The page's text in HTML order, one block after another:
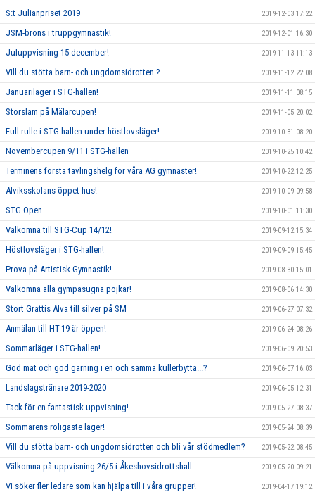
S:t Julianpriset 2019 2019-12-03 17:22
JSM-brons i truppgymnastik! 2019-12-01 16:30
Juluppvisning 15 december! 2019-11-13 11:13
Vill du stötta barn- och ungdomsidrotten ? 2019-11-12 22:08
Januariläger i STG-hallen! 2019-11-11 08:15
Storslam på Mälarcupen! 2019-11-05 20:02
Full rulle i STG-hallen under höstlovsläger! 2019-10-31 08:20
Novembercupen 9/11 i STG-hallen 2019-10-25 10:42
Terminens första tävlingshelg för våra AG gymnaster! 2019-10-22 12:25
Alviksskolans öppet hus! 2019-10-09 09:58
STG Open 2019-10-01 11:30
Välkomna till STG-Cup 14/12! 2019-09-12 15:34
Höstlovsläger i STG-hallen! 2019-09-09 15:45
Prova på Artistisk Gymnastik! 2019-08-30 15:01
Välkomna alla gympasugna pojkar! 2019-08-06 14:30
Stort Grattis Alva till silver på SM 2019-06-27 07:32
Anmälan till HT-19 är öppen! 2019-06-24 08:26
Sommarläger i STG-hallen! 2019-06-09 20:53
God mat och god gärning i en och samma kullerbytta...? 2019-06-07 16:03
Landslagstränare 2019-2020 2019-06-05 12:31
Tack för en fantastisk uppvisning! 2019-05-27 08:37
Sommarens roligaste läger! 2019-05-24 08:39
Vill du stötta barn- och ungdomsidrotten och bli vår stödmedlem? 2019-05-22 08:45
Välkomna på uppvisning 26/5 i Åkeshovsidrottshall 2019-05-20 09:21
Vi söker fler ledare som kan hjälpa till i våra grupper! 2019-04-17 19:12